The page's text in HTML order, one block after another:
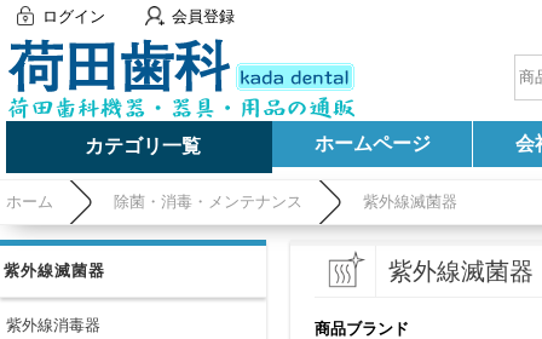
ログイン 会員登録
カテゴリ一覧 ホームページ 会
ホーム 除菌・消毒・メンテナンス 紫外線滅菌器
紫外線滅菌器
紫外線消毒器
紫外線滅菌器
商品ブランド